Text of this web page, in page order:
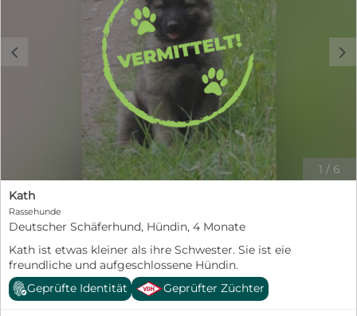
1 / 6
c d
Kath
Rassehunde
Deutscher Schäferhund, Hündin, 4 Monate
Kath ist etwas kleiner als ihre Schwester. Sie ist eie
freundliche und aufgeschlossene Hündin.
Geprüfte Identität
Geprüfter Züchter